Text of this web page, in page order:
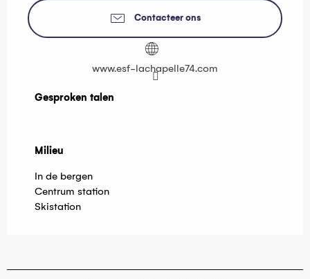
Contacteer ons
www.esf-lachapelle74.com
Gesproken talen
Gesproken talen
Milieu
Milieu
In de bergen
Centrum station
Skistation